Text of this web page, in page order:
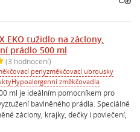
EKO tužidlo na záclony,
prádlo 500 ml
(3 hodnocení)
perlyzměkčovací ubrousky
Hypoalergenní změkčovadla
ml je ideálním pomocníkem pro
bavlněného prádla. Speciálně
záclony, krajky, dečky i povlečení,